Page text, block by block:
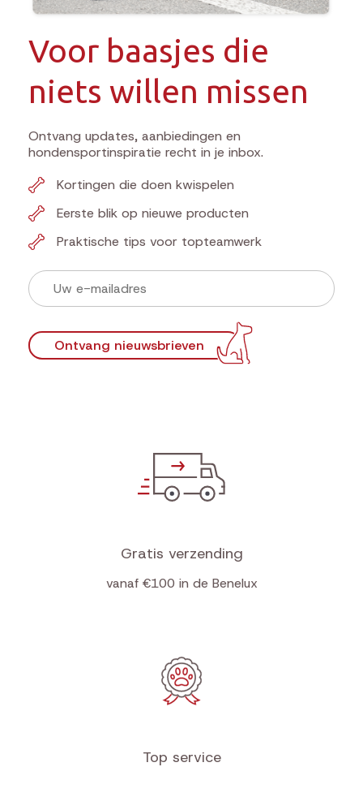
Voor baasjes die
niets willen missen
Ontvang updates, aanbiedingen en
hondensportinspiratie recht in je inbox.
Kortingen die doen kwispelen
Eerste blik op nieuwe producten
Praktische tips voor topteamwerk
Ontvang nieuwsbrieven
Gratis verzending
vanaf €100 in de Benelux
Top service